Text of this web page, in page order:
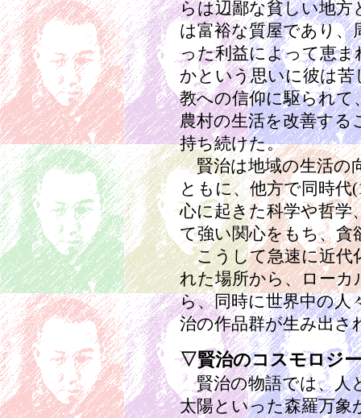
らは辺鄙な貧しい地
は富裕な質屋であり
った利益によって恵
かという思いに彼は
教への信仰に駆られて
農村の生活を改善す
持ち続けた。
賢治は地域の生活の
ともに、他方で同時代
心に起きた科学や哲学
て強い関心をもち、貪
こうして急速に近代
れた場所から、ロー
ら、同時に世界中の人
治の作品群が生み出さ
▽賢治のコスモロジー
賢治の物語では、人
太陽といった森羅万